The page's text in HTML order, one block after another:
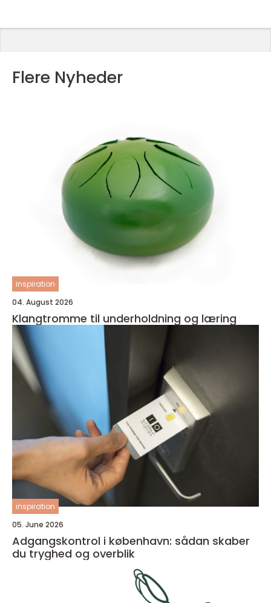
Flere Nyheder
inspiration
04. August 2026
Klangtromme til underholdning og læring
inspiration
05. June 2026
Adgangskontrol i københavn: sådan skaber
du tryghed og overblik